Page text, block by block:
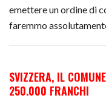
emettere un ordine di
faremmo
SVIZZERA, IL
250.000 FRANCHI